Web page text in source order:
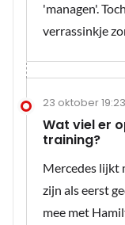
'managen'.
verrassinkje
23 oktober 19:23
Wat viel er
training?
Mercedes lijkt
zijn als eerst
mee met